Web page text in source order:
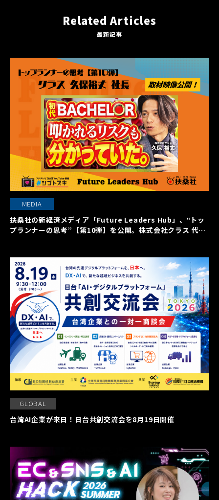
Related Articles
最新記事
MEDIA
扶桑社の新経済メディア「Future Leaders Hub」、‟トッ
プランナーの思考”【第10弾】を公開。株式会社クラス 代表
GLOBAL
台湾AI企業が来日！日台共創交流会を8月19日開催